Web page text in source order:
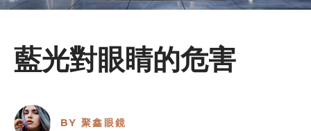
藍光對眼睛的危害
BY聚鑫眼鏡